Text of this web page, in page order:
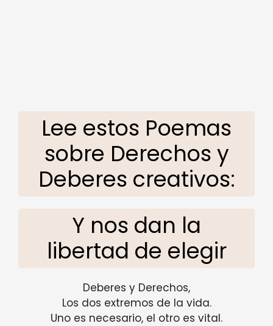
Lee estos Poemas
sobre Derechos y
Deberes creativos:
Y nos dan la
libertad de elegir
Deberes y Derechos,
Los dos extremos de la vida.
Uno es necesario, el otro es vital.